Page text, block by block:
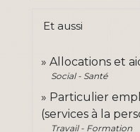
Et aussi
Allocations et
Social - Santé
Particulier
(services à la
Travail - Formation